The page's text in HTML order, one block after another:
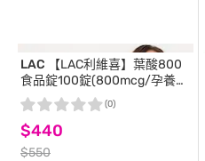
LAC 【LAC利維喜】葉酸800
食品錠100錠(800mcg/孕養調
理/素食錠劑)
$440
$550
(0)